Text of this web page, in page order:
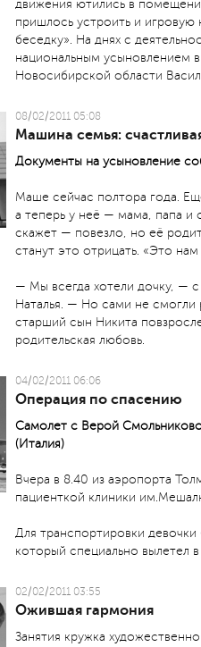
движения ютились в
пришлось устроить и игровую
беседку». На днях с
национальным усыновлением
Новосибирской области
08/02/2011 05:08
Машина семья:
Документы на усыновление
Маше сейчас полтора года.
а теперь у неё — мама, папа и
скажет — повезло, но её
станут это отрицать. «Это
— Мы всегда хотели дочку, —
Наталья. — Но сами не смогли
старший сын Никита
родительская любовь.
04/02/2011 06:06
Операция по спасению
Самолет с Верой
(Италия)
Вчера в 8.40 из аэропорта
пациенткой клиники
Для транспортировки
который специально вылетел
02/02/2011 03:55
Ожившая гармония
Занятия кружка